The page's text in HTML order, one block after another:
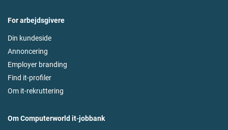
For arbejdsgivere
Din kundeside
Annoncering
Employer branding
Find it-profiler
Om it-rekruttering
Om Computerworld it-jobbank